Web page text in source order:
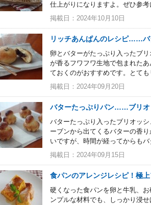
仕上がりになりますよ。ぜひ参考
掲載日：2024年10月10日
リッチあんぱんのレシピ……バ
卵とバターがたっぷり入ったブ
が香るフワフワ生地で包まれた
ておくのがおすすめです。とて
掲載日：2024年09月20日
バターたっぷりパン……ブリオ
バターたっぷり入ったブリオッ
ーブンから出てくるバターの香
いですが、時間が経ってからも
掲載日：2024年09月15日
食パンのアレンジレシピ！極
硬くなった食パンを卵と牛乳、
ンプルな材料でも、しっかり浸